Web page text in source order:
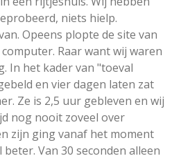
niets hielp.
Opeens plopte de site van
Raar want wij waren
In het kader van "toeval
en vier dagen laten zat
Ze is 2,5 uur gebleven en wij
nog nooit zoveel over
zijn ging vanaf het moment
Van 30 seconden alleen